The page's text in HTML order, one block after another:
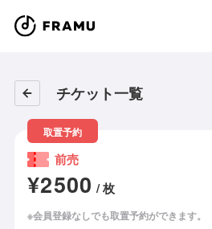
チケット一覧
取置予約
前売
¥2500 / 枚
※会員登録なしでも取置予約ができます。